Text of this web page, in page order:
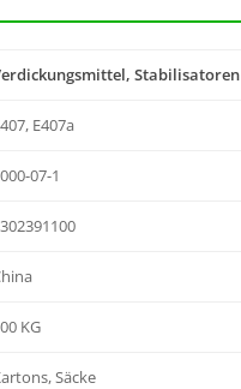
Stabilisatoren
E407a
07-1
KG
Säcke